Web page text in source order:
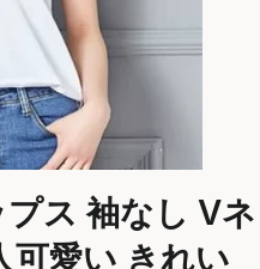
ス 袖なし Vネ
可愛い きれい